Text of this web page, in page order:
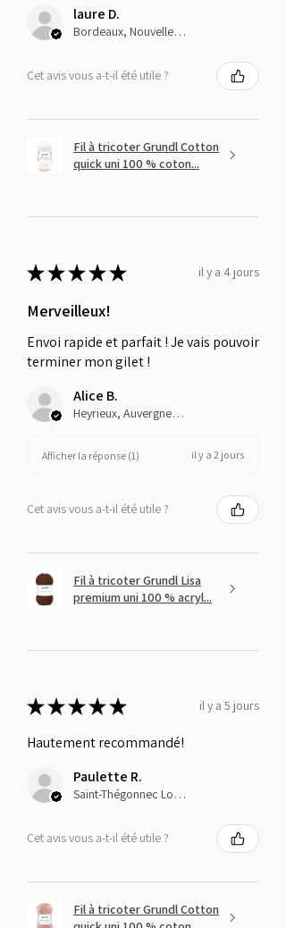
laure D.
Bordeaux, Nouvelle-Aquitaine
Cet avis vous a-t-il été utile ?
Fil à tricoter Grundl Cotton
quick uni 100 % coton...
★★★★★ il y a 4 jours
Merveilleux!
Envoi rapide et parfait ! Je vais pouvoir
terminer mon gilet !
Alice B.
Heyrieux, Auvergne-Rhône-Alpes
Afficher la réponse (1) il y a 2 jours
Cet avis vous a-t-il été utile ?
Fil à tricoter Grundl Lisa
premium uni 100 % acryl...
★★★★★ il y a 5 jours
Hautement recommandé!
Paulette R.
Saint-Thégonnec Loc-Eguiner, E
Cet avis vous a-t-il été utile ?
Fil à tricoter Grundl Cotton